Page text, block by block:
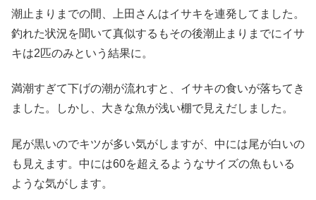
潮止まりまでの間、上田さんはイサキを連発してました。
釣れた状況を聞いて真似するもその後潮止まりまでにイサ
キは2匹のみという結果に。
満潮すぎて下げの潮が流れすと、イサキの食いが落ちてき
ました。しかし、大きな魚が浅い棚で見えだしました。
尾が黒いのでキツが多い気がしますが、中には尾が白いの
も見えます。中には60を超えるようなサイズの魚もいる
ような気がします。